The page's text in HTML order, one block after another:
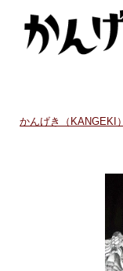
かんげき（KANGEKI）